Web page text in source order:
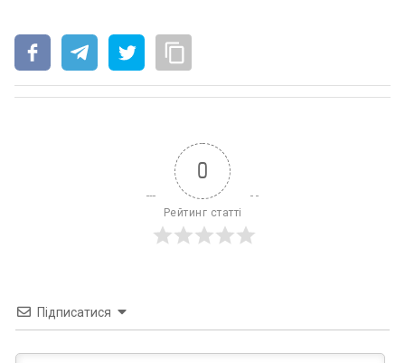
0
Рейтинг статті
Підписатися